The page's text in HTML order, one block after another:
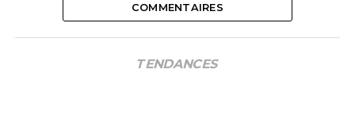
COMMENTAIRES
TENDANCES